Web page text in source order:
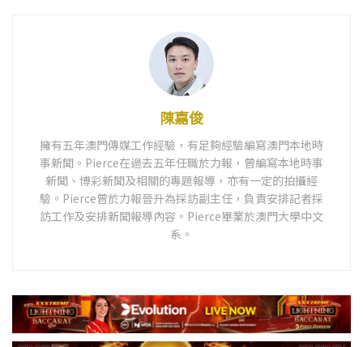
陳嘉俊
擁有五年澳門傳媒工作經驗，有足夠經驗編寫澳門本地時
事新聞。Pierce在過去五年任職於力報，曾編寫本地時事
新聞、博彩新聞及相關的專題報導，亦有一定的拍攝經
驗。Pierce曾於力報晉升為採訪副主任，負責安排記者採
訪工作及安排新聞報導內容。Pierce畢業於澳門大學中文
系。